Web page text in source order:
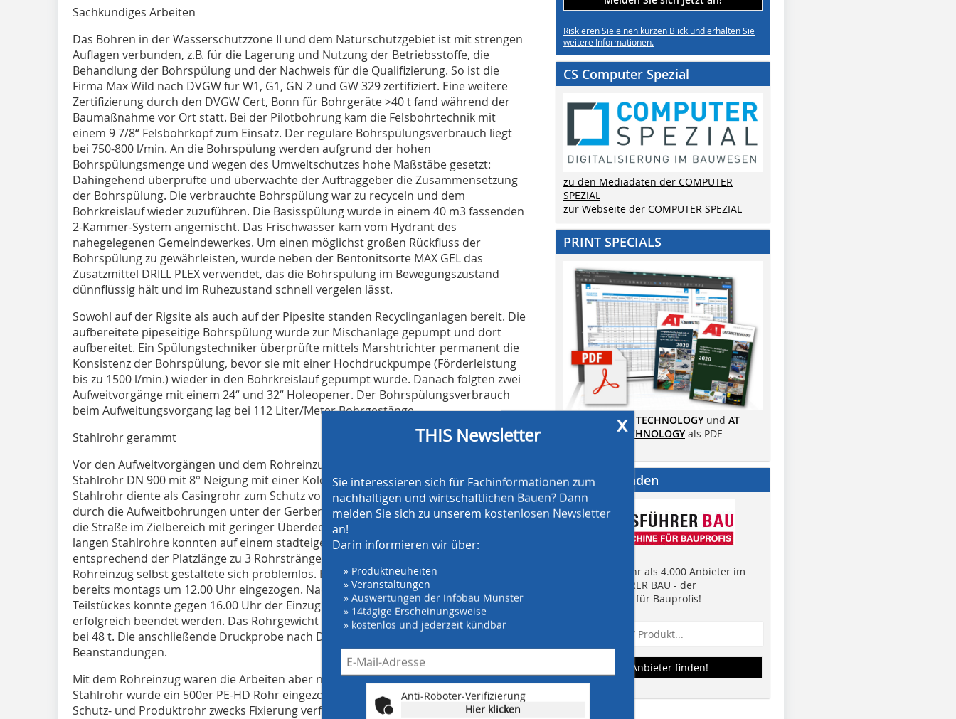
Sachkundiges Arbeiten
Das Bohren in der Wasserschutzzone II und dem Naturschutzgebiet ist mit strengen
Auflagen verbunden, z.B. für die Lagerung und Nutzung der Betriebsstoffe, die
Behandlung der Bohrspülung und der Nachweis für die Qualifizierung. So ist die
Firma Max Wild nach DVGW für W1, G1, GN 2 und GW 329 zertifiziert. Eine weitere
Zertifizierung durch den DVGW Cert, Bonn für Bohrgeräte >40 t fand während der
Baumaßnahme vor Ort statt. Bei der Pilotbohrung kam die Felsbohrtechnik mit
einem 9 7/8“ Felsbohrkopf zum Einsatz. Der reguläre Bohrspülungsverbrauch liegt
bei 750-800 l/min. An die Bohrspülung werden aufgrund der hohen
Bohrspülungsmenge und wegen des Umweltschutzes hohe Maßstäbe gesetzt:
Dahingehend überprüfte und überwachte der Auftraggeber die Zusammensetzung
der Bohrspülung. Die verbrauchte Bohrspülung war zu recyceln und dem
Bohrkreislauf wieder zuzuführen. Die Basisspülung wurde in einem 40 m3 fassenden
2-Kammer-System angemischt. Das Frischwasser kam vom Hydrant des
nahegelegenen Gemeindewerkes. Um einen möglichst großen Rückfluss der
Bohrspülung zu gewährleisten, wurde neben der Bentonitsorte MAX GEL das
Zusatzmittel DRILL PLEX verwendet, das die Bohrspülung im Bewegungszustand
dünnflüssig hält und im Ruhezustand schnell vergelen lässt.
Sowohl auf der Rigsite als auch auf der Pipesite standen Recyclinganlagen bereit. Die
aufbereitete pipeseitige Bohrspülung wurde zur Mischanlage gepumpt und dort
aufbereitet. Ein Spülungstechniker überprüfte mittels Marshtrichter permanent die
Konsistenz der Bohrspülung, bevor sie mit einer Hochdruckpumpe (Förderleistung
bis zu 1500 l/min.) wieder in den Bohrkreislauf gepumpt wurde. Danach folgten zwei
Aufweitvorgänge mit einem 24“ und 32“ Holeopener. Der Bohrspülungsverbrauch
beim Aufweitungsvorgang lag bei 112 Liter/Meter Bohrgestänge.
Stahlrohr gerammt
Vor den Aufweitvorgängen und dem Rohreinzug wurde aber noch pipeseitig ein
Stahlrohr DN 900 mit 8° Neigung mit einer Koloss Rohrramme eingerammt. Dieses
Stahlrohr diente als Casingrohr zum Schutz vor Setzungen und / oder Hebungen, die
durch die Aufweitbohrungen unter der Gerbersdorfer Straße entstehen können, weil
die Straße im Zielbereich mit geringer Überdeckung unterfahren wurde. Die 12 m
langen Stahlrohre konnten auf einem stadteigenen Gelände ausgelegt und
entsprechend der Platzlänge zu 3 Rohrsträngen verschweißt werden. Der
Rohreinzug selbst gestaltete sich problemlos. Ein Teileinzug von 250 m Länge war
bereits montags um 12.00 Uhr eingezogen. Nach dem Verschweißen des 2.
Teilstückes konnte gegen 16.00 Uhr der Einzug fortgesetzt und nach 5 Stunden
erfolgreich beendet werden. Das Rohrgewicht betrug 60 t. Die maximale Zugkraft lag
bei 48 t. Die anschließende Druckprobe nach DVGW 400 – 2 ergab keine
Beanstandungen.
Mit dem Rohreinzug waren die Arbeiten aber noch nicht abgeschlossen. In das
Stahlrohr wurde ein 500er PE-HD Rohr eingezogen und der Ringraum zwischen
Schutz- und Produktrohr zwecks Fixierung verfüllt.
x
THIS Newsletter
Sie interessieren sich für Fachinformationen zum
nachhaltigen und wirtschaftlichen Bauen? Dann
melden Sie sich zu unserem kostenlosen Newsletter
an!
Darin informieren wir über:
» Produktneuheiten
» Veranstaltungen
» Auswertungen der Infobau Münster
» 14tägige Erscheinungsweise
» kostenlos und jederzeit kündbar
Anti-Roboter-Verifizierung
Hier klicken
Riskieren Sie einen kurzen Blick und erhalten Sie
weitere Informationen.
CS Computer Spezial
zu den Mediadaten der COMPUTER
SPEZIAL
zur Webseite der COMPUTER SPEZIAL
PRINT SPECIALS
AT SCREENING TECHNOLOGY und AT
CRUSHING TECHNOLOGY als PDF-
Anbieter finden
Finden Sie mehr als 4.000 Anbieter im
EINKAUFSFÜHRER BAU - der
Suchmaschine für Bauprofis!
Anbieter finden!